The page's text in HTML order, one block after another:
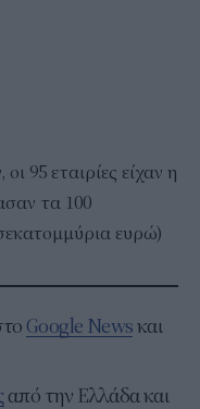
95 εταιρίες είχαν η
τα 100
ευρώ)
Google Newsκαι
από την Ελλάδα και